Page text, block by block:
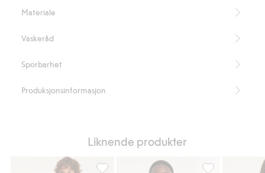
Blended Recycled Polyester
Materiale
Vaskeråd
Sporbarhet
Produksjonsinformasjon
Liknende produkter